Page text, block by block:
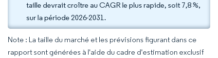
taille devrait croître au CAGR le plus rapide, soit 7,8 %,
sur la période 2026-2031.
Note : La taille du marché et les prévisions figurant dans ce
rapport sont générées à l'aide du cadre d'estimation exclusif